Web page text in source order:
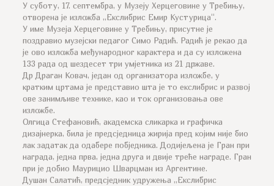
У суботу, 17. септембра, у Музеју Херцеговине у Требињу,
отворена је изложба ,,Екслибрис Емир Кустурица“.
У име Музеја Херцеговине у Требињу, присутне је
поздравио музејски педагог Симо Радић. Радић је рекао да
је ово изложба међународног карактера и да су изложена
133 рада од шездесет три умјетника из 21 државе.
Др Драган Ковач, један од организатора изложбе, у
кратким цртама је представио шта је то екслибрис и развој
ове занимљиве технике, као и ток организовања ове
изложбе.
Олгица Стефановић, академска сликарка и графичка
дизајнерка, била је предсједница жирија пред којим није био
лак задатак да одабере побједника. Додијељена је Гран при
награда, једна прва, једна друга и двије треће награде. Гран
при је добио Маурицио Шварцман из Аргентине.
Душан Салатић, предсједник удружења ,,Екслибрис